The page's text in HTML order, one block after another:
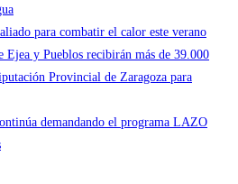
para combatir el calor este verano
Ejea y Pueblos recibirán más de 39.000
Provincial de Zaragoza para
demandando el programa LAZO